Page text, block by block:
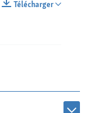
Télécharger